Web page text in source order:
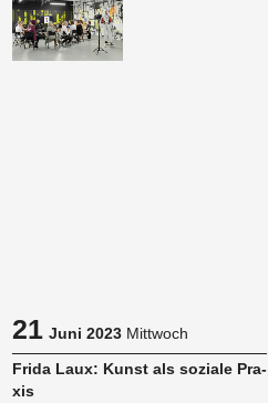
21Juni 2023 Mittwoch
Frida Laux: Kunst als so­zia­le Pra­
xis